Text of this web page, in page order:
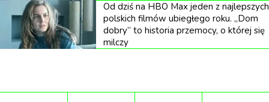
zyskają niezbywalne prawo do wynagrodzenia
(tantiem) za eksploatację utworu w ramach usług
VOD.
Od dziś na HBO Max jeden z najlepszych
polskich filmów ubiegłego roku. „Dom
dobry” to historia przemocy, o której się
milczy